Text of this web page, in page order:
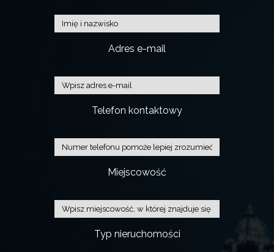
Adres e-mail
Telefon kontaktowy
Miejscowość
Typ nieruchomości